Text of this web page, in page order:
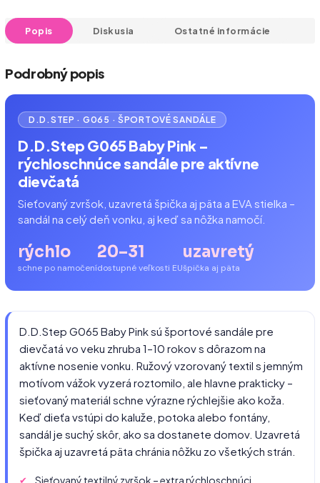
Popis Diskusia Ostatné informácie
Podrobný popis
D.D.STEP · G065 · ŠPORTOVÉ SANDÁLE
D.D.Step G065 Baby Pink –
rýchloschnúce sandále pre aktívne
dievčatá
Sieťovaný zvršok, uzavretá špička aj päta a EVA stielka –
sandál na celý deň vonku, aj keď sa nôžka namočí.
rýchlo
schne po namočení
20–31
dostupné veľkosti EU
uzavretý
špička aj päta
D.D.Step G065 Baby Pink sú športové sandále pre
dievčatá vo veku zhruba 1–10 rokov s dôrazom na
aktívne nosenie vonku. Ružový vzorovaný textil s jemným
motívom vážok vyzerá roztomilo, ale hlavne prakticky –
sieťovaný materiál schne výrazne rýchlejšie ako koža.
Keď dieťa vstúpi do kaluže, potoka alebo fontány,
sandál je suchý skôr, ako sa dostanete domov. Uzavretá
špička aj uzavretá päta chránia nôžku zo všetkých strán.
Sieťovaný textilný zvršok – extra rýchloschnúci